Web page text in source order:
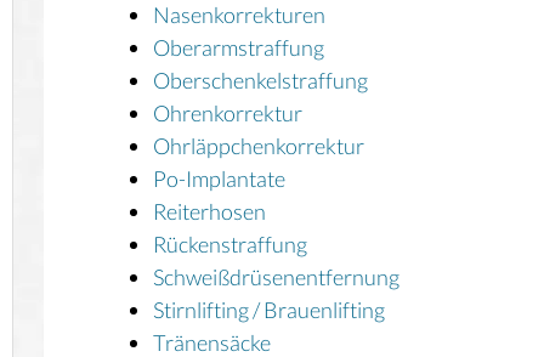
Nasenkorrekturen
Oberarmstraffung
Oberschenkelstraffung
Ohrenkorrektur
Ohrläppchenkorrektur
Po-Implantate
Reiterhosen
Rückenstraffung
Schweißdrüsenentfernung
Stirnlifting / Brauenlifting
Tränensäcke